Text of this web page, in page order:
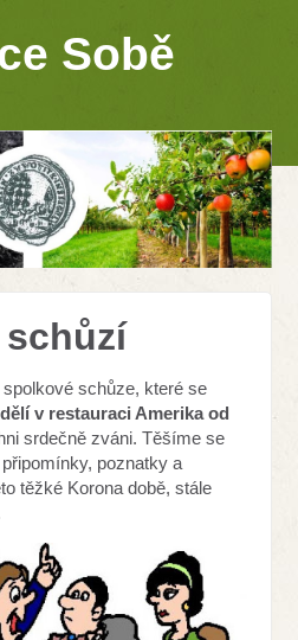
Sobě
schůze, které se
v restauraci Amerika od
srdečně zváni. Těšíme se
poznatky a
těžké Korona době, stále